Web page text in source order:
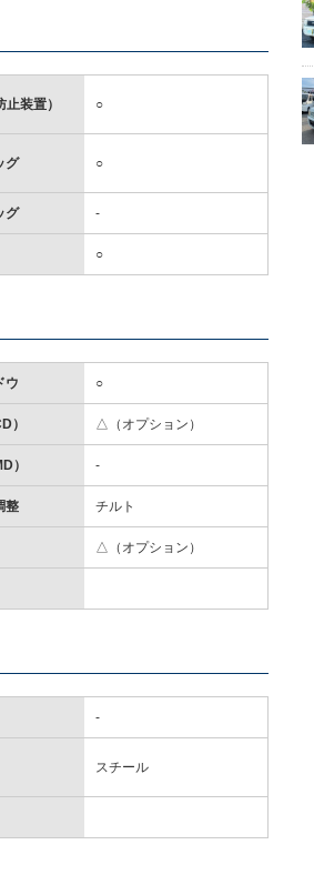
装置） ○
グ ○
グ -
○
ウ ○
） △（オプション）
） -
整 チルト
△（オプション）
-
スチール